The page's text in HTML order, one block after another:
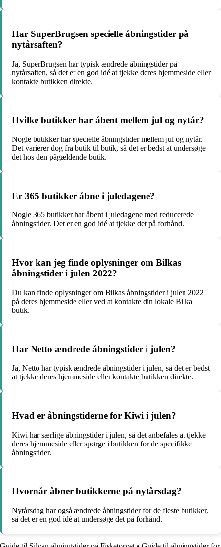
Har SuperBrugsen specielle åbningstider på
nytårsaften?
Ja, SuperBrugsen har typisk ændrede åbningstider på
nytårsaften, så det er en god idé at tjekke deres hjemmeside eller
kontakte butikken direkte.
Hvilke butikker har åbent mellem jul og nytår?
Nogle butikker har specielle åbningstider mellem jul og nytår.
Det varierer dog fra butik til butik, så det er bedst at undersøge
det hos den pågældende butik.
Er 365 butikker åbne i juledagene?
Nogle 365 butikker har åbent i juledagene med reducerede
åbningstider. Det er en god idé at tjekke det på forhånd.
Hvor kan jeg finde oplysninger om Bilkas
åbningstider i julen 2022?
Du kan finde oplysninger om Bilkas åbningstider i julen 2022
på deres hjemmeside eller ved at kontakte din lokale Bilka
butik.
Har Netto ændrede åbningstider i julen?
Ja, Netto har typisk ændrede åbningstider i julen, så det er bedst
at tjekke deres hjemmeside eller kontakte butikken direkte.
Hvad er åbningstiderne for Kiwi i julen?
Kiwi har særlige åbningstider i julen, så det anbefales at tjekke
deres hjemmeside eller spørge i butikken for de specifikke
åbningstider.
Hvornår åbner butikkerne på nytårsdag?
Nytårsdag har også ændrede åbningstider for de fleste butikker,
så det er en god idé at undersøge det på forhånd.